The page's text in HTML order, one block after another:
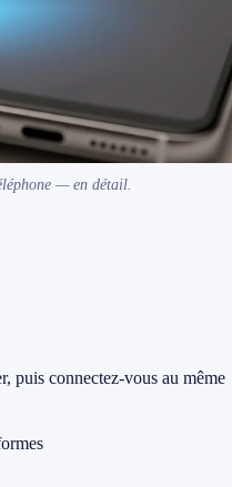
— en détail.
puis connectez-vous au même